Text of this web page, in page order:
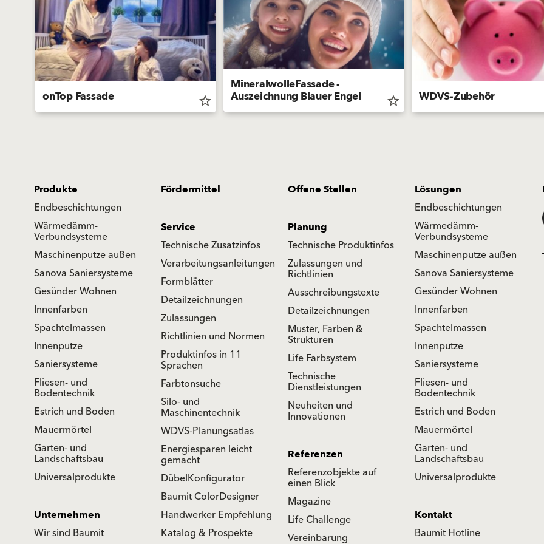
onTop Fassade star_border
MineralwolleFassade -
Auszeichnung Blauer Engel star_border WDVS-Zubehör
Produkte
Endbeschichtungen
Wärmedämm-
Verbundsysteme
Maschinenputze außen
Sanova Saniersysteme
Gesünder Wohnen
Innenfarben
Spachtelmassen
Innenputze
Saniersysteme
Fliesen- und
Bodentechnik
Estrich und Boden
Mauermörtel
Garten- und
Landschaftsbau
Universalprodukte
Fördermittel Offene Stellen
Lösungen
Endbeschichtungen
Wärmedämm-
Verbundsysteme
Maschinenputze außen
Sanova Saniersysteme
Gesünder Wohnen
Innenfarben
Spachtelmassen
Innenputze
Saniersysteme
Fliesen- und
Bodentechnik
Estrich und Boden
Mauermörtel
Garten- und
Landschaftsbau
Universalprodukte
Service
Technische Zusatzinfos
Verarbeitungsanleitungen
Formblätter
Detailzeichnungen
Zulassungen
Richtlinien und Normen
Produktinfos in 11
Sprachen
Farbtonsuche
Silo- und
Maschinentechnik
WDVS-Planungsatlas
Energiesparen leicht
gemacht
DübelKonfigurator
Baumit ColorDesigner
Handwerker Empfehlung
Katalog & Prospekte
Planung
Technische Produktinfos
Zulassungen und
Richtlinien
Ausschreibungstexte
Detailzeichnungen
Muster, Farben &
Strukturen
Life Farbsystem
Technische
Dienstleistungen
Neuheiten und
Innovationen
Referenzen
Referenzobjekte auf
einen Blick
Magazine
Life Challenge
Vereinbarung
Unternehmen
Wir sind Baumit
Kontakt
Baumit Hotline